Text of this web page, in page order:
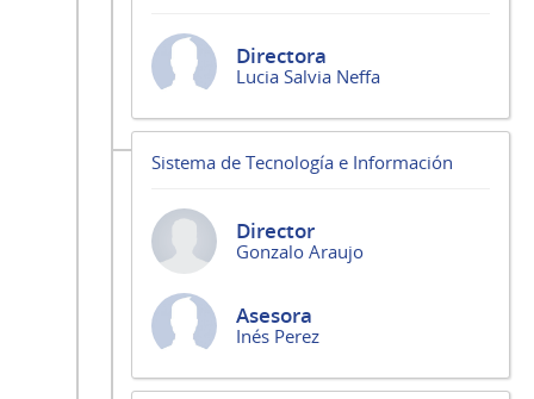
Directora
Lucia Salvia Neffa
Sistema de Tecnología e Información
Director
Gonzalo Araujo
Asesora
Inés Perez